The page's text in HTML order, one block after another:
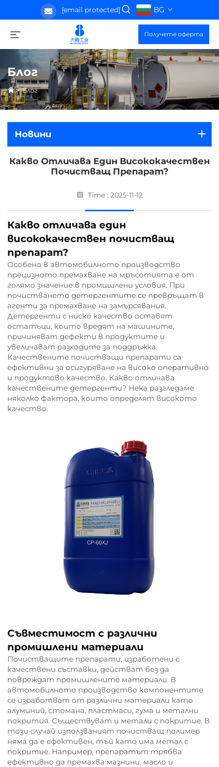
[email protected] BG
Получете оферта
Блог
>Блог
Новини
Какво Отличава Един Висококачествен
Почистващ Препарат?
Time : 2025-11-12
Какво отличава един
висококачествен почистващ
препарат?
Особено в автомобилното производство
прецизното премахване на мръсотията е от
голямо значение в промишлени условия. При
почистването детергентите се превръщат в
агенти за премахване на замърсявания.
Детергенти с ниско качество оставят
остатъци, които вредят на машините,
причиняват дефекти в продуктите и
увеличават разходите за поддръжка.
Качествените почистващи препарати са
ефективни за осигуряване на високо оперативно
и продуктово качество. Какво отличава
качествените детергенти? Нека разгледаме
няколко фактора, които определят високото
качество.
Съвместимост с различни
промишлени материали
Почистващите препарати, изработени с
качествени съставки, действат без да
повреждат промишлените материали. В
автомобилното производство компонентите
се изработват от различни материали като
алуминий, стомана, пластмаси, гума и метални
покрития. Съществуват и метали с покритие. В
този случай използваният почистващ полимер
няма да е ефективен, тъй като има метал с
покритие. Например, препаратът трябва
ефективно да премахва мазнини, масло и